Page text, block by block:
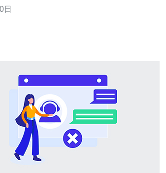
（MB/s）和IOPS；三是网络能力，关注带宽
日